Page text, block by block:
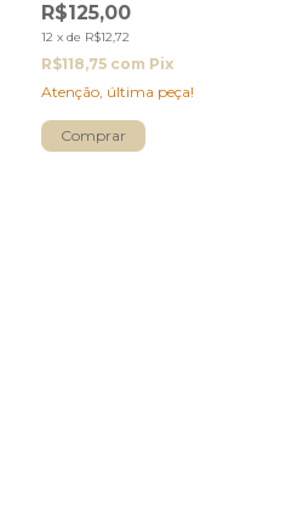
R$125,00
12 x de R$12,72
R$118,75 com Pix
Atenção, última peça!
Comprar